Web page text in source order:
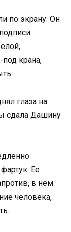
по экрану. Он
крана,
глаза на
сдала Дашину
Ее
в нем
человека,